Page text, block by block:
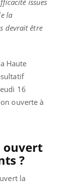
la
devrait être
Haute
16
ouverte à
ouvert
?
la